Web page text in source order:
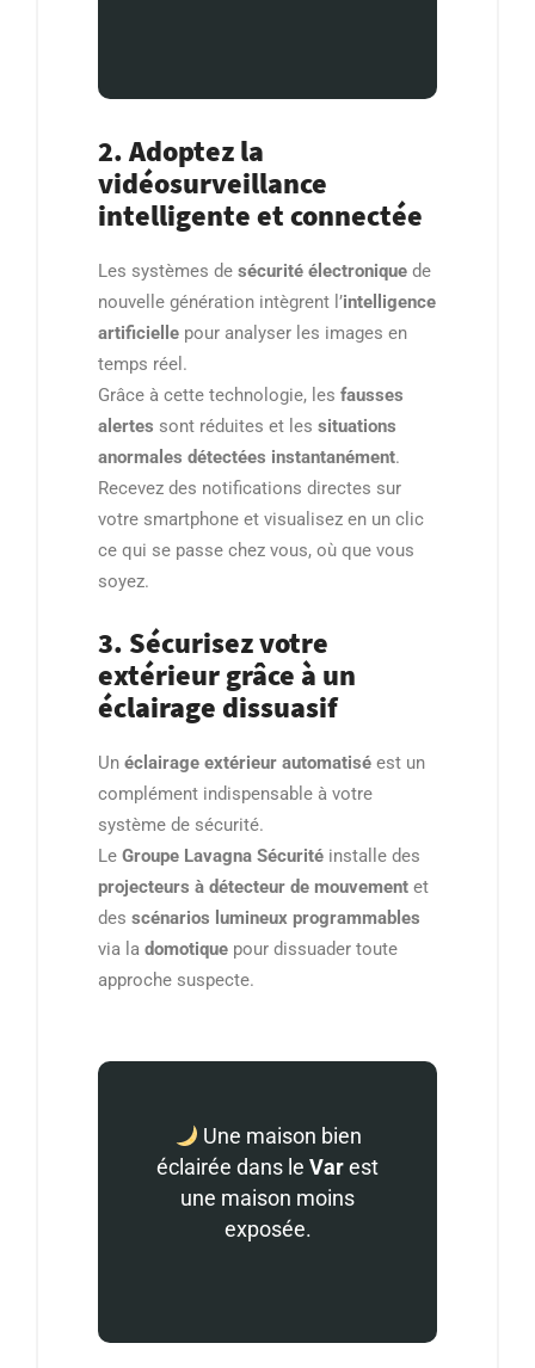
2. Adoptez la
vidéosurveillance
intelligente et connectée
Les systèmes de sécurité électronique de
nouvelle génération intègrent l’intelligence
artificielle pour analyser les images en
temps réel.
Grâce à cette technologie, les fausses
alertes sont réduites et les situations
anormales détectées instantanément.
Recevez des notifications directes sur
votre smartphone et visualisez en un clic
ce qui se passe chez vous, où que vous
soyez.
3. Sécurisez votre
extérieur grâce à un
éclairage dissuasif
Un éclairage extérieur automatisé est un
complément indispensable à votre
système de sécurité.
Le Groupe Lavagna Sécurité installe des
projecteurs à détecteur de mouvement et
des scénarios lumineux programmables
via la domotique pour dissuader toute
approche suspecte.
Une maison bien
éclairée dans le Varest
une maison moins
exposée.